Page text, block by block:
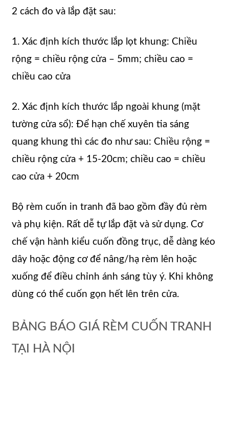
2 cách đo và lắp đặt sau:
1. Xác định kích thước lắp lọt khung: Chiều
rộng = chiều rộng cửa – 5mm; chiều cao =
chiều cao cửa
2. Xác định kích thước lắp ngoài khung (mặt
tường cửa sổ): Để hạn chế xuyên tia sáng
quang khung thì các đo như sau: Chiều rộng =
chiều rộng cửa + 15-20cm; chiều cao = chiều
cao cửa + 20cm
Bộ rèm cuốn in tranh đã bao gồm đầy đủ rèm
và phụ kiện. Rất dễ tự lắp đặt và sử dụng. Cơ
chế vận hành kiểu cuốn đồng trục, dễ dàng kéo
dây hoặc động cơ để nâng/hạ rèm lên hoặc
xuống để điều chỉnh ánh sáng tùy ý. Khi không
dùng có thể cuốn gọn hết lên trên cửa.
BẢNG BÁO GIÁ RÈM CUỐN TRANH
TẠI HÀ NỘI